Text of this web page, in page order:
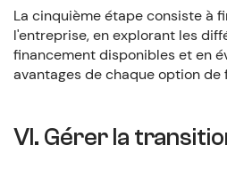
La cinquième étape consiste à
l'entreprise, en explorant les
financement disponibles et en
avantages de chaque option de
VI. Gérer la